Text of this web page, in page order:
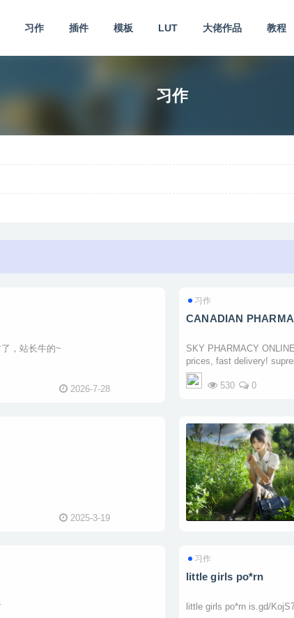
习作 插件 模板 LUT 大佬作品 教程
习作
，站长牛的~
2026-7-28
习作
CANADIAN
SKY PHARMACY
prices, fast delivery!
Pharmacy, Guaranteed Fl
530
0
2025-3-19
习作
little girls po*rn